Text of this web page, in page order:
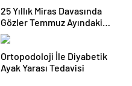
25 Yıllık Miras Davasında
Gözler Temmuz Ayındaki
Karar Duruşmasına Çevrildi
Ortopodoloji İle Diyabetik
Ayak Yarası Tedavisi